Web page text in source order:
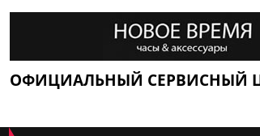
ОФИЦИАЛЬНЫЙ СЕРВИСНЫЙ